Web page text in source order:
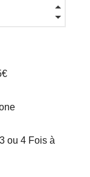
ou 4 Fois à